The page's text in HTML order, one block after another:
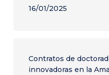
16/01/2025
Contratos de
innovadoras en la